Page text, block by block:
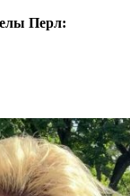
Перл: